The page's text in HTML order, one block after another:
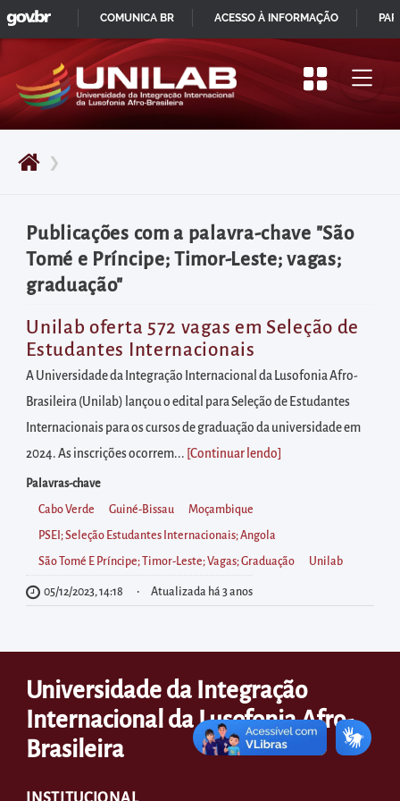
Pular
para
início
do
principal
Acessar
diretamente
o
menu
principal
Acessar
diretamente
à
área
para
realizar
buscas
internas
Acessar
diretamente
postas
no
rodapé
❯
Publicações com a palavra-chave "São
Tomé e Príncipe; Timor-Leste; vagas;
graduação"
Unilab oferta 572 vagas em Seleção de
Estudantes Internacionais
A Universidade da Integração Internacional da Lusofonia Afro-
Brasileira (Unilab) lançou o edital para Seleção de Estudantes
Internacionais para os cursos de graduação da universidade em
2024. As inscrições ocorrem... [Continuar lendo
Palavras-chave
Cabo Verde Guiné-Bissau Moçambique
PSEI; Seleção Estudantes Internacionais; Angola
São Tomé E Príncipe; Timor-Leste; Vagas; Graduação Unilab
05/12/2023, 14:18 Atualizada há 3 anos
Universidade da Integração
Internacional da Lusofonia Afro-
Brasileira
IR
PARA
CONTEÚDO
GOVBR
COMUNICA BR ACESSO À INFORMAÇÃO